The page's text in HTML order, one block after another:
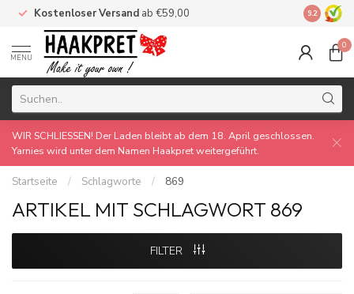
Kostenloser Versand ab €59,00 Made by
9.2
MENU
0
WIR SCHLIESSEN! Der Laden bleibt ab dem 18. April geschlossen.
Yarnies wird unter dem Namen Haakpret weitergeführt.
Startseite / Schlagworte / 869
ARTIKEL MIT SCHLAGWORT 869
FILTER